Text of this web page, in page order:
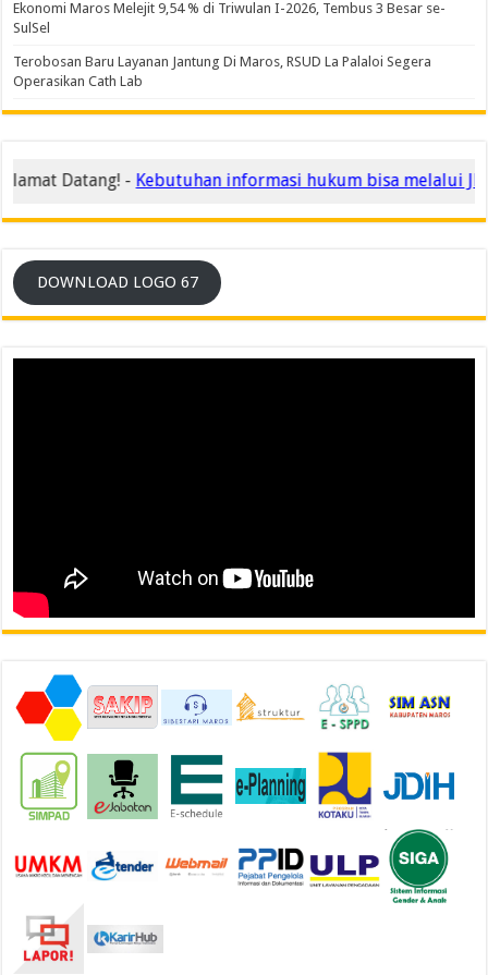
Ekonomi Maros Melejit 9,54 % di Triwulan I-2026, Tembus 3 Besar se-
SulSel
Terobosan Baru Layanan Jantung Di Maros, RSUD La Palaloi Segera
Operasikan Cath Lab
Datang! -Kebutuhan informasi hukum bisa melalui
DOWNLOAD LOGO 67